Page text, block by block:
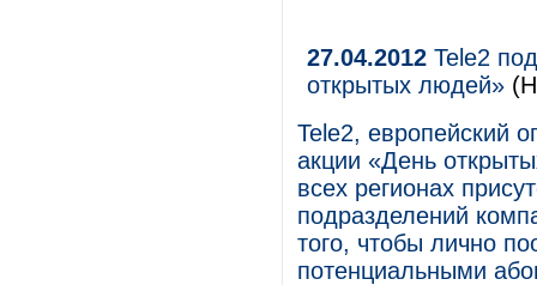
27.04.2012 Tele2
открытых людей»
Tele2, европейский
акции «День
всех регионах
подразделений
того, чтобы лично
потенциальными